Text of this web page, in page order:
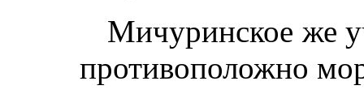
Мичуринское же
противоположно